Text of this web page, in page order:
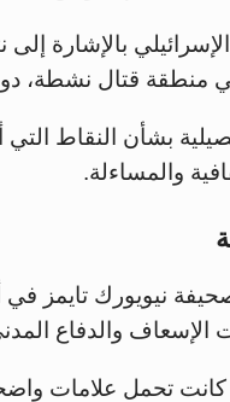
قتال نشطة، دون
بشأن النقاط التي
والمساءلة.
والدفاع
كانت تحمل علامات